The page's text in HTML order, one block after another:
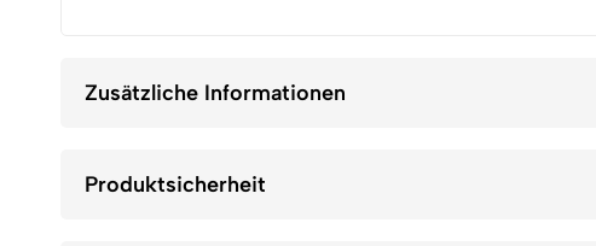
Zusätzliche Informationen
Produktsicherheit